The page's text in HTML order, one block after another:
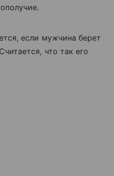
если мужчина берет
что так его